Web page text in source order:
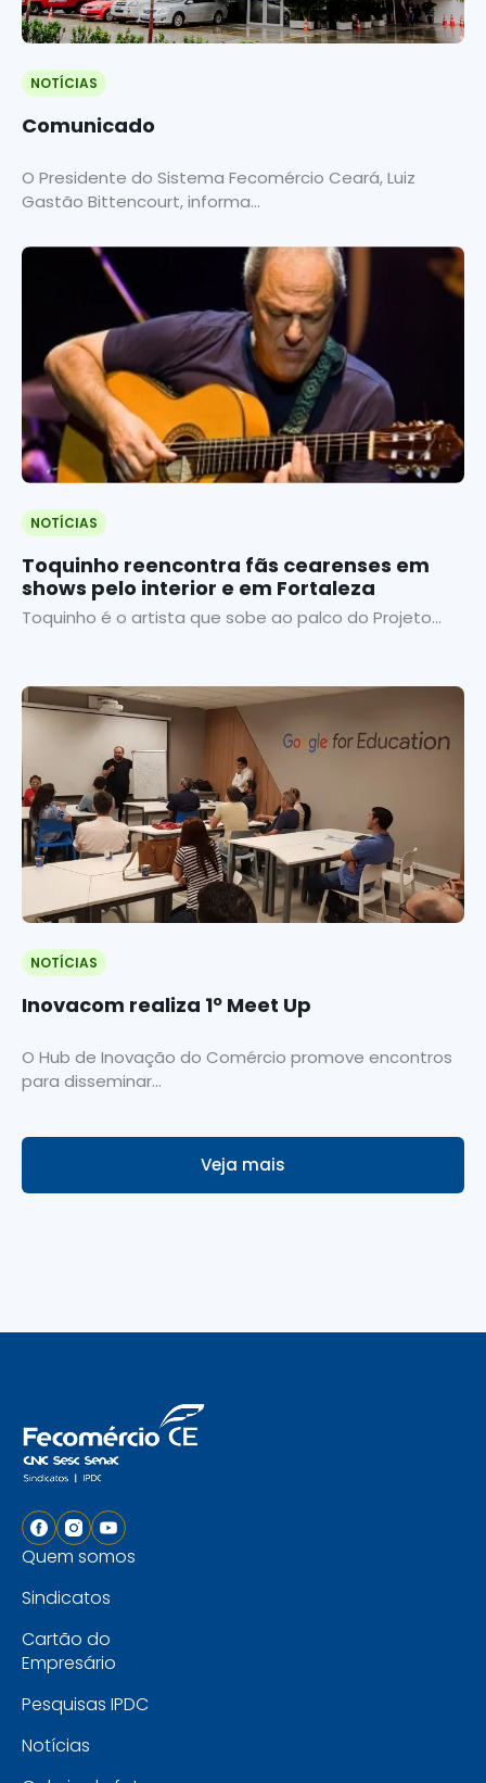
NOTÍCIAS
Comunicado
O Presidente do Sistema Fecomércio Ceará, Luiz
Gastão Bittencourt, informa...
NOTÍCIAS
Toquinho reencontra fãs cearenses em
shows pelo interior e em Fortaleza
Toquinho é o artista que sobe ao palco do Projeto...
NOTÍCIAS
Inovacom realiza 1º Meet Up
O Hub de Inovação do Comércio promove encontros
para disseminar...
Veja mais
Quem somos
Sindicatos
Cartão do
Empresário
Pesquisas IPDC
Notícias